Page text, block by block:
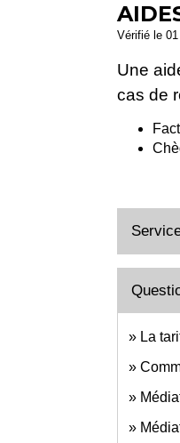
Vérifié le
Une
cas de
La